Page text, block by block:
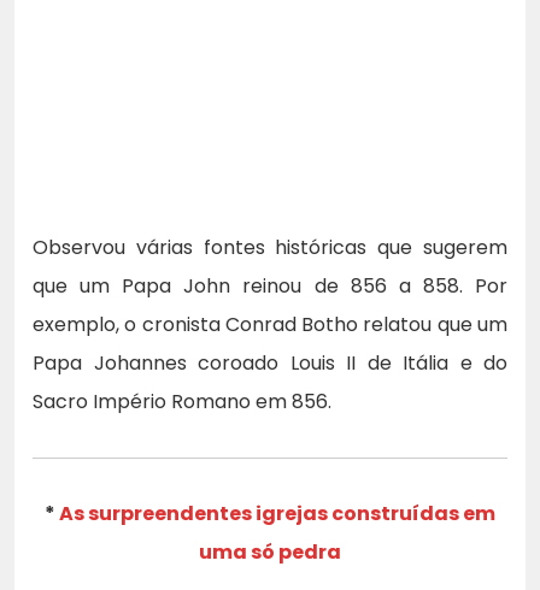
Observou várias fontes históricas que sugerem
que um Papa John reinou de 856 a 858. Por
exemplo, o cronista Conrad Botho relatou que um
Papa Johannes coroado Louis II de Itália e do
Sacro Império Romano em 856.
*As surpreendentes igrejas construídas em
uma só pedra